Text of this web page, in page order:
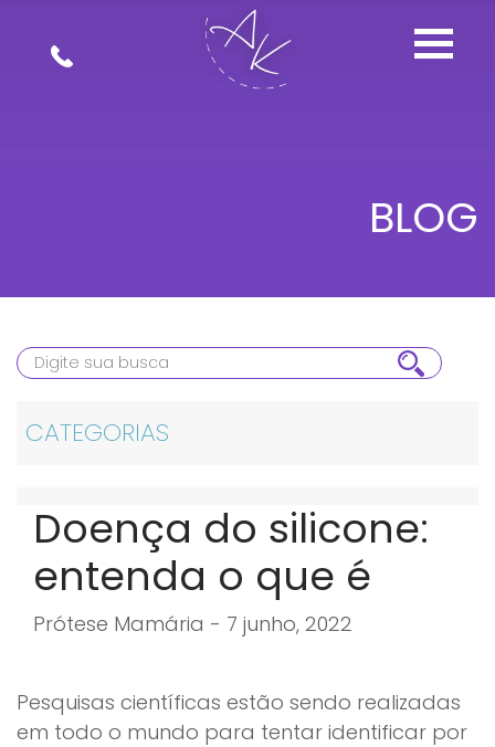
BLOG
CATEGORIAS
Doença do silicone:
entenda o que é
Prótese Mamária - 7 junho, 2022
Pesquisas científicas estão sendo realizadas
em todo o mundo para tentar identificar por